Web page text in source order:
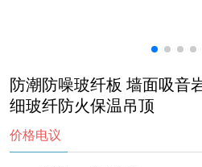
防潮防噪玻纤板 墙面吸音
细玻纤防火保温吊顶
价格电议